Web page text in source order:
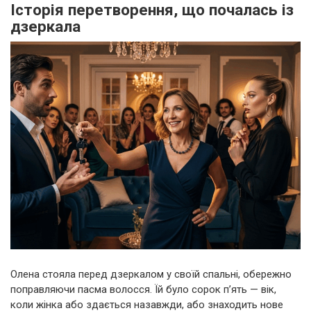
Історія перетворення, що почалась із
дзеркала
Олена стояла перед дзеркалом у своїй спальні, обережно
поправляючи пасма волосся. Їй було сорок п’ять — вік,
коли жінка або здається назавжди, або знаходить нове